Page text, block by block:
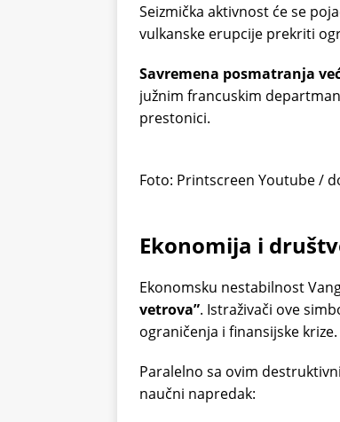
Seizmička aktivnost će se
vulkanske erupcije prekriti
Savremena posmatranja
južnim francuskim
prestonici.
Foto: Printscreen Youtube /
Ekonomija i
Ekonomsku nestabilnost
vetrova”. Istraživači ove
ograničenja i finansijske krize.
Paralelno sa ovim
naučni napredak: